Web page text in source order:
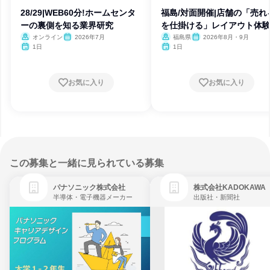
28/29|WEB60分!ホームセンタ
ーの裏側を知る業界研究
オンライン
2026年7月
1日
お気に入り
福島/対面開催|店舗の「売れ
を仕掛ける」レイアウト体験
福島県
2026年8月・9月
1日
お気に入り
この募集と一緒に見られている募集
パナソニック株式会社
半導体・電子機器メーカー
株式会社KADOKAWA
出版社・新聞社